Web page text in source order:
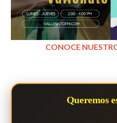
CONOCE
Queremos